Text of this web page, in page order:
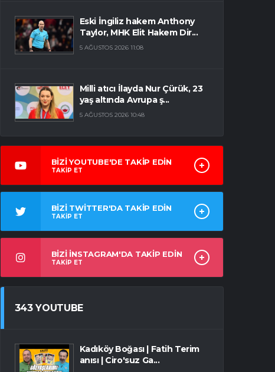
Eski İngiliz hakem Anthony
Taylor, MHK Elit Hakem Dir...
5 AĞUSTOS 2026 11:08
Milli atıcı İlayda Nur Çürük, 23
yaş altında Avrupa ş...
5 AĞUSTOS 2026 10:48
BİZİ YOUTUBE'DE TAKİP EDİN
TAKİP ET
BİZİ TWİTTER'DA TAKİP EDİN
TAKİP ET
BİZİ İNSTAGRAM'DA TAKİP EDİN
TAKİP ET
343 YOUTUBE
Kadıköy Boğası | Fatih Terim
anısı | Ciro'suz Ga...